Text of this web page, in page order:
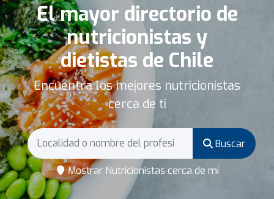
El mayor directorio de
nutricionistas y
dietistas de Chile
Encuentra los mejores nutricionistas
cerca de ti
Buscar
Mostrar Nutricionistas cerca de mí